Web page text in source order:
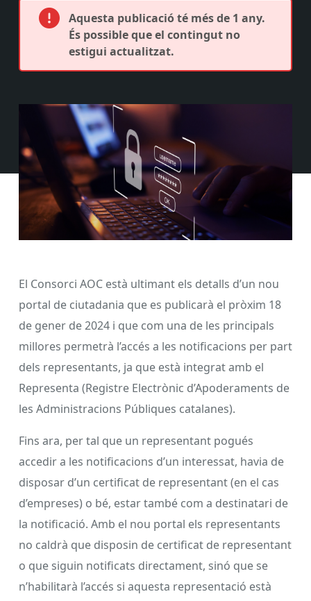
Aquesta publicació té més de 1 any.
És possible que el contingut no
estigui actualitzat.
El Consorci AOC està ultimant els detalls d’un nou
portal de ciutadania que es publicarà el pròxim 18
de gener de 2024 i que com una de les principals
millores permetrà l’accés a les notificacions per part
dels representants, ja que està integrat amb el
Representa (Registre Electrònic d’Apoderaments de
les Administracions Públiques catalanes).
Fins ara, per tal que un representant pogués
accedir a les notificacions d’un interessat, havia de
disposar d’un certificat de representant (en el cas
d’empreses) o bé, estar també com a destinatari de
la notificació. Amb el nou portal els representants
no caldrà que disposin de certificat de representant
o que siguin notificats directament, sinó que se
n’habilitarà l’accés si aquesta representació està